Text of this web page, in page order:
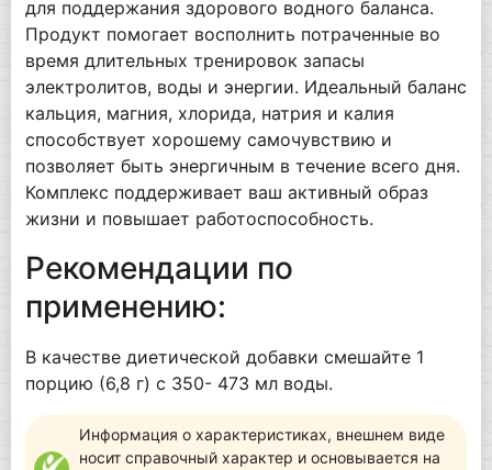
для поддержания здорового водного баланса.
Продукт помогает восполнить потраченные во
время длительных тренировок запасы
электролитов, воды и энергии. Идеальный баланс
кальция, магния, хлорида, натрия и калия
способствует хорошему самочувствию и
позволяет быть энергичным в течение всего дня.
Комплекс поддерживает ваш активный образ
жизни и повышает работоспособность.
Рекомендации по
применению:
В качестве диетической добавки смешайте 1
порцию (6,8 г) с 350- 473 мл воды.
Информация о характеристиках, внешнем виде
носит справочный характер и основывается на